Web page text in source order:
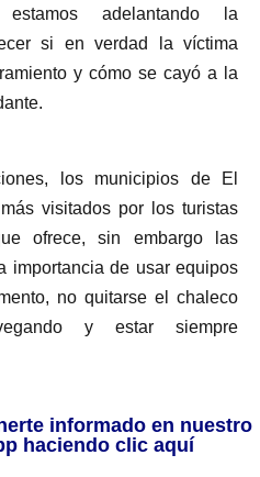
adelantando la
si en verdad la víctima
y cómo se cayó a la
los municipios de El
visitados por los turistas
ofrece, sin embargo las
importancia de usar equipos
no quitarse el chaleco
y estar siempre
informado en nuestro
haciendo clic aquí